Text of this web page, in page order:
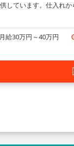
しています。仕入れ
給30万円～40万円